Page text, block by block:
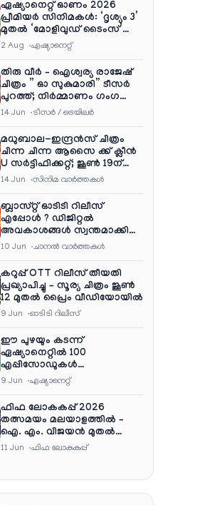
ഏഷ്യാനെറ്റ് ഓണം 2026
പ്രീമിയർ സിനിമകൾ: ‘ദൃശ്യം 3’
മുതൽ ‘മോളിവുഡ് ടൈംസ്’
വരെ ആഘോഷ വിരുന്ന്
2 Aug ഏഷ്യാനെറ്റ്‌
തിരു വീർ – ഐശ്വര്യ രാജേഷ്
ചിത്രം ” ഓ സുകുമാരി” ടീസർ
പുറത്ത്; നിർമ്മാണം ഗംഗ
എന്റർടൈൻമെന്റ്‌സ്
14 Jun ടീസര്‍ / ട്രെയിലര്‍
മധുബാല-ഇന്ദ്രൻസ് ചിത്രം
ചിന്ന ചിന്ന ആസൈ ക്ക് ക്ലീൻ
U സർട്ടിഫിക്കറ്റ്; ജൂൺ 19ന്
ആഗോള റിലീസ്
14 Jun സിനിമ വാര്‍ത്തകള്‍
ബ്ലാസ്റ്റ് ഓടിടി റിലീസ്
എപ്പോൾ ? ഡിജിറ്റൽ
അവകാശങ്ങൾ സ്വന്തമാക്കി
നെറ്റ്ഫ്ലിക്സ്
10 Jun ചാനല്‍ വാര്‍ത്തകള്‍
കറുപ്പ് OTT റിലീസ് തീയതി
പ്രഖ്യാപിച്ചു – സൂര്യ ചിത്രം ജൂൺ
12 മുതൽ പ്രൈം വീഡിയോയിൽ
9 Jun ഓടിടി റിലീസ്
ഈ പുഴയും കടന്ന്
ഏഷ്യാനെറ്റിൽ 100
എപ്പിസോഡുകൾ
പൂർത്തിയാക്കി , സംപ്രേഷണം
രാത്രി 9:30 ന്
9 Jun ഏഷ്യാനെറ്റ്‌
ഫിഫ ലോകകപ്പ് 2026
തത്സമയം മലയാളത്തിൽ –
ഐ. എം. വിജയൻ മുതൽ
ഷൈജു ദാമോദരൻ വരെ
11 Jun ഫിഫ ലോകകപ്പ്